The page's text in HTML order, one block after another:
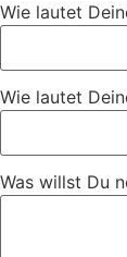
Wie lautet
Wie lautet
Was willst Du